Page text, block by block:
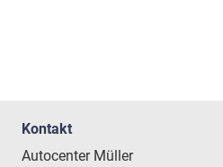
Kontakt
Autocenter Müller